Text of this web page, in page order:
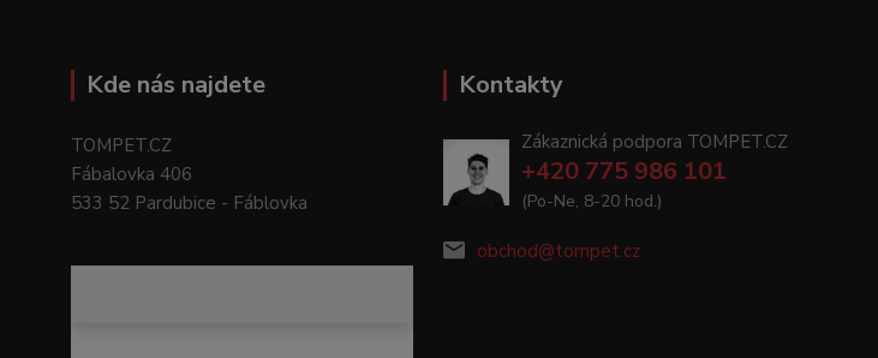
Kde nás najdete
TOMPET.CZ
Fábalovka 406
533 52 Pardubice - Fáblovka
Kontakty
Zákaznická podpora TOMPET.CZ
+420 775 986 101
(Po-Ne, 8-20 hod.)
obchod@tompet.cz